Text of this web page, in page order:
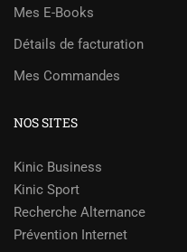
Mes E-Books
Détails de facturation
Mes Commandes
NOS SITES
Kinic Business
Kinic Sport
Recherche Alternance
Prévention Internet